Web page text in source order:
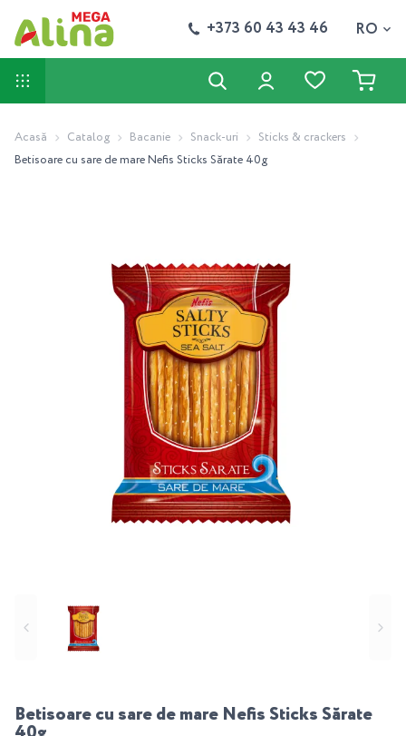
+373 60 43 43 46 RO
Acasă Catalog Bacanie Snack-uri
Sticks & crackers
Betisoare cu sare de mare Nefis Sticks Sărate 40g
Betisoare cu sare de mare Nefis Sticks Sărate